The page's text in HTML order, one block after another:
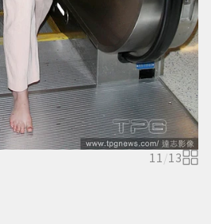
11/13